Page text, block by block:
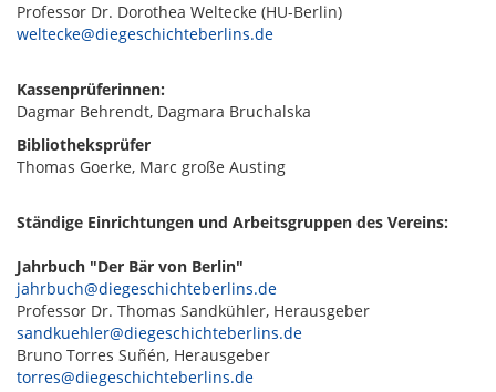
Professor Dr. Dorothea Weltecke (HU-Berlin)
weltecke@diegeschichteberlins.de
Kassenprüferinnen:
Dagmar Behrendt, Dagmara Bruchalska
Bibliotheksprüfer
Thomas Goerke, Marc große Austing
Ständige Einrichtungen und Arbeitsgruppen des Vereins:
Jahrbuch "Der Bär von Berlin"
jahrbuch@diegeschichteberlins.de
Professor Dr. Thomas Sandkühler, Herausgeber
sandkuehler@diegeschichteberlins.de
Bruno Torres Suñén, Herausgeber
torres@diegeschichteberlins.de